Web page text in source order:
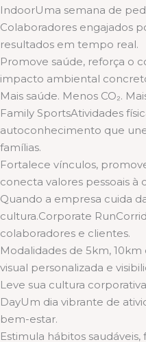
IndoorUma semana de
Colaboradores engajados
resultados em tempo real.
Promove saúde, reforça o
impacto ambiental
Mais saúde. Menos CO₂.
Family SportsAtividades
autoconhecimento que
famílias.
Fortalece vínculos,
conecta valores pessoais à
Quando a empresa cuida
cultura.Corporate
colaboradores e clientes.
Modalidades de 5km,
visual personalizada e
Leve sua cultura
DayUm dia vibrante de
bem-estar.
Estimula hábitos